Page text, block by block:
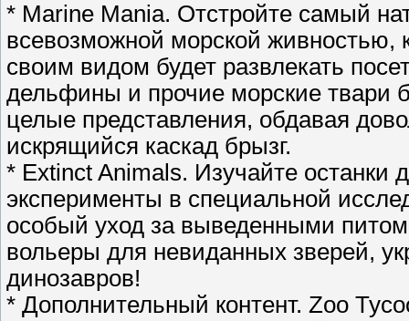
* Marine Mania. Отстройте самый
всевозможной морской
своим видом будет развлекать
дельфины и прочие морские твари
целые представления, обдавая
искрящийся каскад брызг.
* Extinct Animals. Изучайте останки
эксперименты в специальной
особый уход за выведенными
вольеры для невиданных зверей,
динозавров!
* Дополнительный контент. Zoo